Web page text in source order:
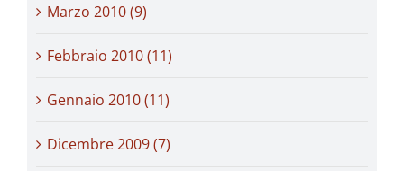
Marzo 2010 (9)
Febbraio 2010 (11)
Gennaio 2010 (11)
Dicembre 2009 (7)